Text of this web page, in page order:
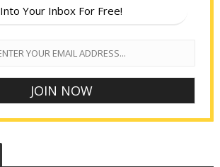
Into Your Inbox For Free!